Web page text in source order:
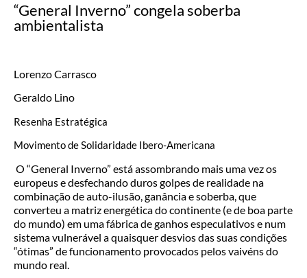
“General Inverno” congela soberba
ambientalista
Lorenzo Carrasco
Geraldo Lino
Resenha Estratégica
Movimento de Solidaridade Ibero-Americana
O “General Inverno” está assombrando mais uma vez os
europeus e desfechando duros golpes de realidade na
combinação de auto-ilusão, ganância e soberba, que
converteu a matriz energética do continente (e de boa parte
do mundo) em uma fábrica de ganhos especulativos e num
sistema vulnerável a quaisquer desvios das suas condições
“ótimas” de funcionamento provocados pelos vaivéns do
mundo real.